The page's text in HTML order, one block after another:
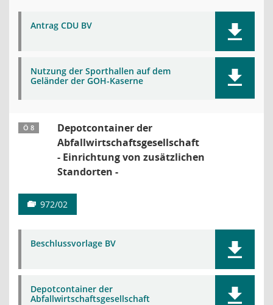
Antrag CDU BV
Nutzung der Sporthallen auf dem
Geländer der GOH-Kaserne
Ö 8
Depotcontainer der
Abfallwirtschaftsgesellschaft
- Einrichtung von zusätzlichen
Standorten -
972/02
Beschlussvorlage BV
Depotcontainer der
Abfallwirtschaftsgesellschaft